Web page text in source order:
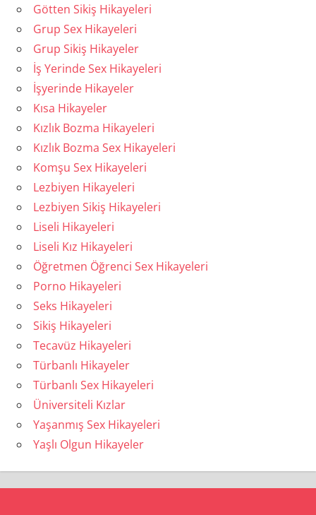
Götten Sikiş Hikayeleri
Grup Sex Hikayeleri
Grup Sikiş Hikayeler
İş Yerinde Sex Hikayeleri
İşyerinde Hikayeler
Kısa Hikayeler
Kızlık Bozma Hikayeleri
Kızlık Bozma Sex Hikayeleri
Komşu Sex Hikayeleri
Lezbiyen Hikayeleri
Lezbiyen Sikiş Hikayeleri
Liseli Hikayeleri
Liseli Kız Hikayeleri
Öğretmen Öğrenci Sex Hikayeleri
Porno Hikayeleri
Seks Hikayeleri
Sikiş Hikayeleri
Tecavüz Hikayeleri
Türbanlı Hikayeler
Türbanlı Sex Hikayeleri
Üniversiteli Kızlar
Yaşanmış Sex Hikayeleri
Yaşlı Olgun Hikayeler